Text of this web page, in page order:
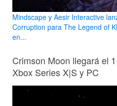
Mindscape y Aesir Interactive
Corruption para The Legend of
en...
Crimson Moon llegará el
Xbox Series X|S y PC